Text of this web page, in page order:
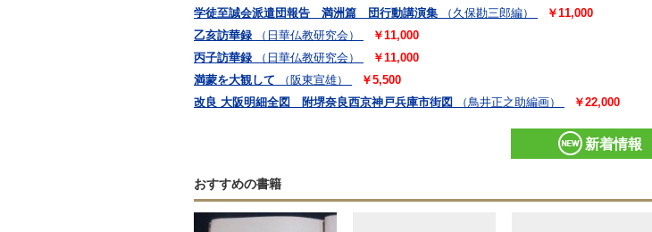
学徒至誠会派遣団報告 満洲篇 団行動講演集
（久保勘三郎編）
￥11,000
乙亥訪華録
（日華仏教研究会）
￥11,000
丙子訪華録
（日華仏教研究会）
￥11,000
満蒙を大観して
（阪東宣雄）
￥5,500
改良 大阪明細全図 附堺奈良西京神戸兵庫市街図
（鳥井正之助編画） ￥22,000
新着情報
おすすめの書籍